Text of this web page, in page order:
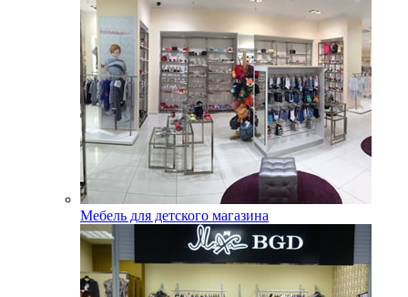
Мебель для детского магазина